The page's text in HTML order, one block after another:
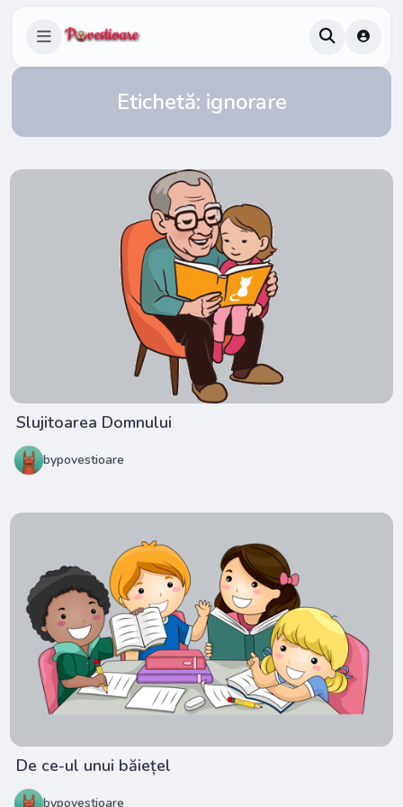
Etichetă: ignorare
Slujitoarea Domnului
bypovestioare
De ce-ul unui băiețel
bypovestioare